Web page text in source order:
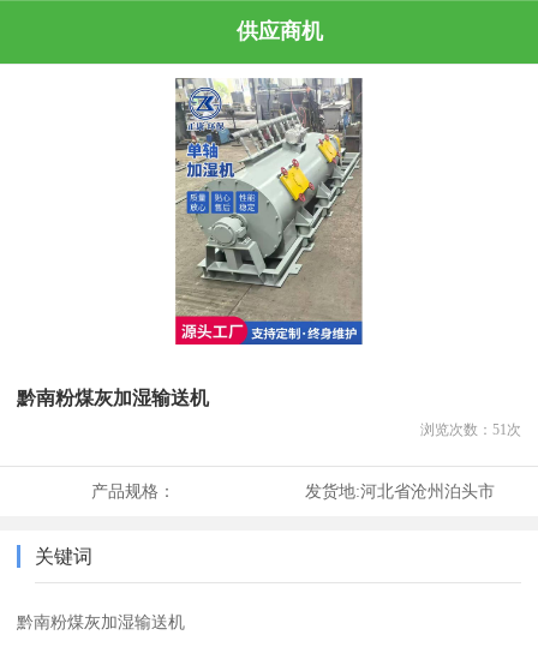
供应商机
黔南粉煤灰加湿输送机
浏览次数： 51 次
产品规格： 发货地:河北省沧州泊头市
关键词
黔南粉煤灰加湿输送机